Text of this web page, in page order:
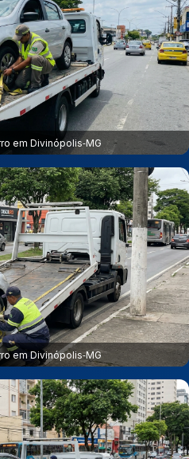
em Divinópolis‑MG
em Divinópolis‑MG